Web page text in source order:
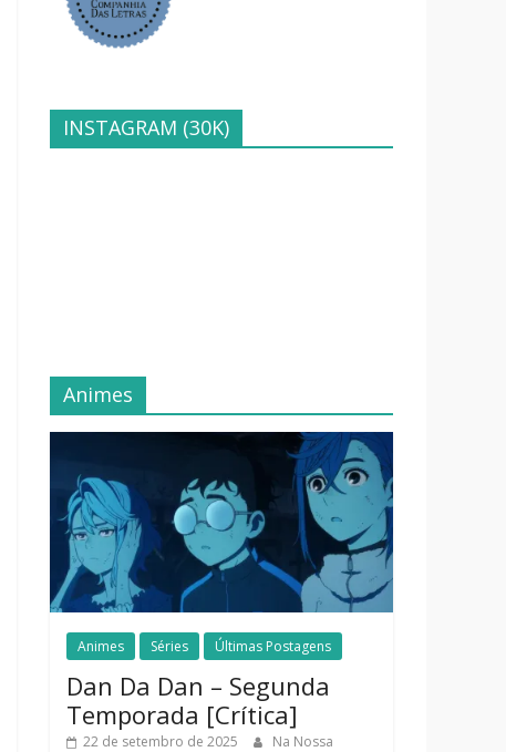
INSTAGRAM (30K)
Animes
Animes Séries Últimas Postagens
Dan Da Dan – Segunda
Temporada [Crítica]
22 de setembro de 2025
Na Nossa